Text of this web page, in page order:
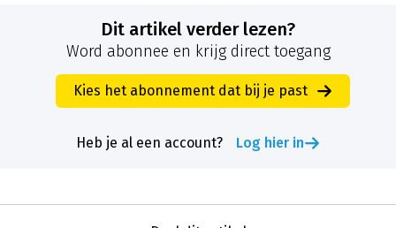
Dit artikel verder lezen?
Word abonnee en krijg direct toegang
Kies het abonnement dat bij je past
Heb je al een account? Log hier in